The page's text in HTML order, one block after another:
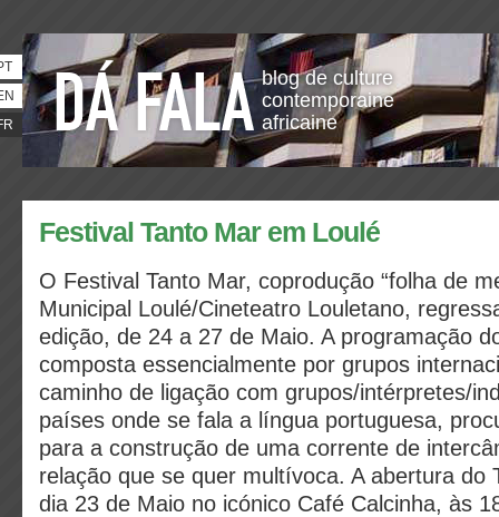
blog de culture
contemporaine
africaine
Festival Tanto Mar em Loulé
O Festival Tanto Mar, coprodução “folha de
Municipal Loulé/Cineteatro Louletano,
edição, de 24 a 27 de Maio. A programação
composta essencialmente por grupos
caminho de ligação com grupos/intérpretes/
países onde se fala a língua portuguesa,
para a construção de uma corrente de
relação que se quer multívoca. A abertura do
dia 23 de Maio no icónico Café Calcinha, às